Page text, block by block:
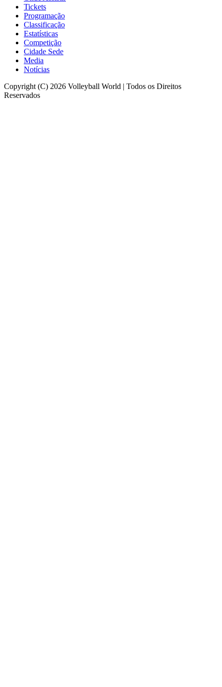
Tickets
Programação
Classificação
Estatísticas
Competição
Cidade Sede
Media
Notícias
Copyright (C) 2026 Volleyball World | Todos os Direitos
Reservados